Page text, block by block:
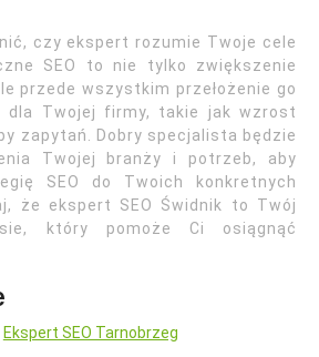
czy ekspert rozumie Twoje cele
SEO to nie tylko zwiększenie
przede wszystkim przełożenie go
dla Twojej firmy, takie jak wzrost
zapytań. Dobry specjalista będzie
Twojej branży i potrzeb, aby
SEO do Twoich konkretnych
że ekspert SEO Świdnik to Twój
który pomoże Ci osiągnąć
Ekspert SEO Tarnobrzeg